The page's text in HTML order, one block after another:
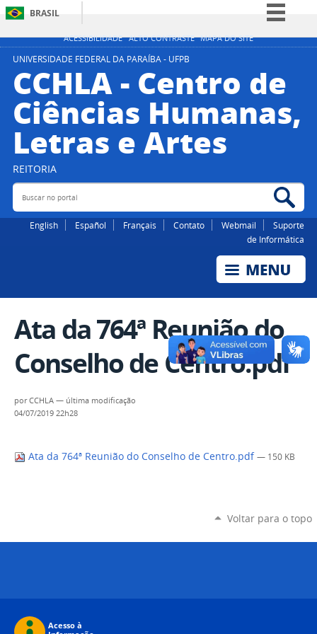
ACESSIBILIDADE ALTO CONTRASTE MAPA DO SITE
BRASIL
Simplifique!
Participe
Legislação
Canais
UNIVERSIDADE FEDERAL DA PARAÍBA - UFPB
CCHLA - Centro de
Ciências Humanas,
Letras e Artes
REITORIA
Buscar no portal
English Español Français Contato Webmail
Suporte
de Informática
Ata da 764ª Reunião do
Conselho de Centro.pdf
porCCHLA — última modificação
04/07/2019 22h28
Ata da 764ª Reunião do Conselho de Centro.pdf — 150 KB
Voltar para o topo